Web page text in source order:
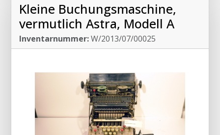
Kleine Buchungsmaschine,
vermutlich Astra, Modell A
Inventarnummer:W/2013/07/00025